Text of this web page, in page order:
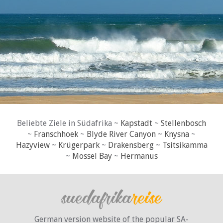
Beliebte Ziele in Südafrika ~ Kapstadt ~ Stellenbosch
~ Franschhoek ~ Blyde River Canyon ~ Knysna ~
Hazyview~ Krügerpark~ Drakensberg~ Tsitsikamma
~ Mossel Bay~ Hermanus
German version website of the popular SA-